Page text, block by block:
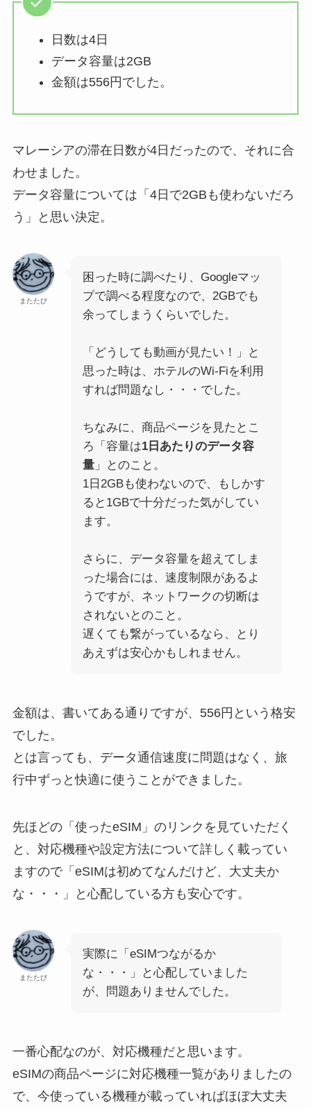
日数は4日
データ容量は2GB
金額は556円でした。
マレーシアの滞在日数が4日だったので、それに合
わせました。
データ容量については「4日で2GBも使わないだろ
う」と思い決定。
またたび
困った時に調べたり、Googleマッ
プで調べる程度なので、2GBでも
余ってしまうくらいでした。
「どうしても動画が見たい！」と
思った時は、ホテルのWi-Fiを利用
すれば問題なし・・・でした。
ちなみに、商品ページを見たとこ
ろ「容量は1日あたりのデータ容
量」とのこと。
1日2GBも使わないので、もしかす
ると1GBで十分だった気がしてい
ます。
さらに、データ容量を超えてしま
った場合には、速度制限があるよ
うですが、ネットワークの切断は
されないとのこと。
遅くても繋がっているなら、とり
あえずは安心かもしれません。
金額は、書いてある通りですが、556円という格安
でした。
とは言っても、データ通信速度に問題はなく、旅
行中ずっと快適に使うことができました。
先ほどの「使ったeSIM」のリンクを見ていただく
と、対応機種や設定方法について詳しく載ってい
ますので「eSIMは初めてなんだけど、大丈夫か
な・・・」と心配している方も安心です。
またたび
実際に「eSIMつながるか
な・・・」と心配していました
が、問題ありませんでした。
一番心配なのが、対応機種だと思います。
eSIMの商品ページに対応機種一覧がありましたの
で、今使っている機種が載っていればほぼ大丈夫